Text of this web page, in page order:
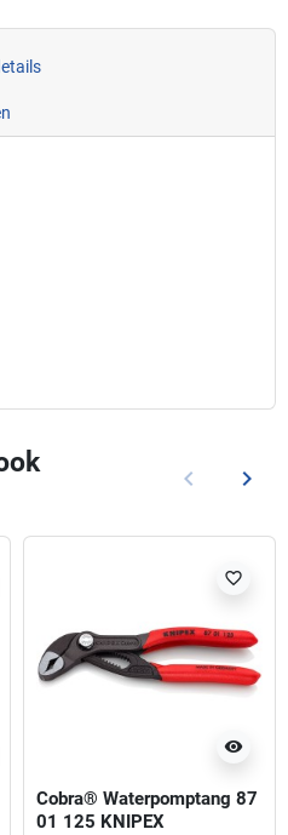
Vorige
keyboard_arrow_left keyboard_arrow_right
visibility
favorite_border
Cobra® Waterpomptang 87
01 125 KNIPEX